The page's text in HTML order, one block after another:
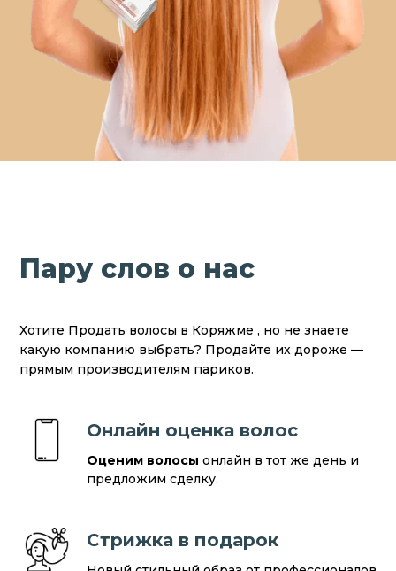
Пару слов о нас
Хотите Продать волосы в Коряжме , но не знаете
какую компанию выбрать? Продайте их дороже —
прямым производителям париков.
Онлайн оценка волос
Оценим волосы онлайн в тот же день и
предложим сделку.
Стрижка в подарок